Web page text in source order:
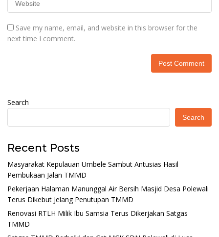
Save my name, email, and website in this browser for the
next time I comment.
Search
Search
Recent Posts
Masyarakat Kepulauan Umbele Sambut Antusias Hasil
Pembukaan Jalan TMMD
Pekerjaan Halaman Manunggal Air Bersih Masjid Desa Polewali
Terus Dikebut Jelang Penutupan TMMD
Renovasi RTLH Milik Ibu Samsia Terus Dikerjakan Satgas
TMMD